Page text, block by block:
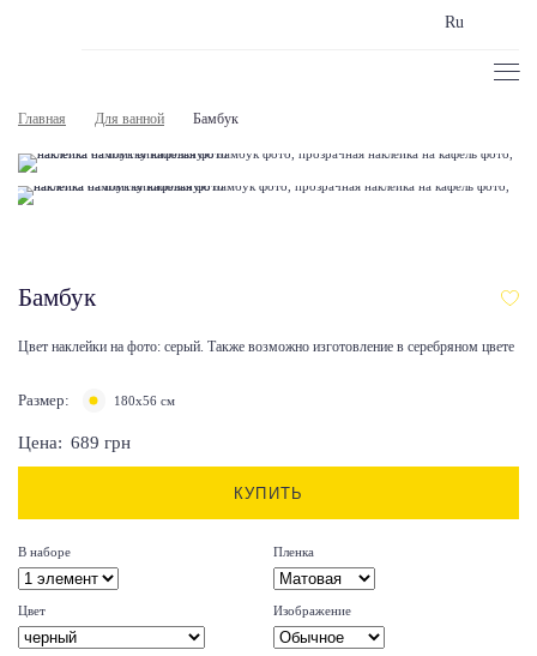
Ru
Главная Для ванной Бамбук
Бамбук
Цвет наклейки на фото: серый. Также возможно изготовление в серебряном цвете
Размер: 180x56 см
Цена: 689 грн
КУПИТЬ
В наборе Пленка
Цвет Изображение